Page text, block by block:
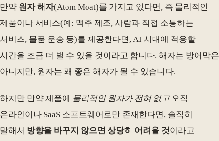
만약 원자 해자(Atom Moat)를 가지고 있다면, 즉 물리적인
제품이나 서비스(예: 맥주 제조, 사람과 직접 소통하는
서비스, 물품 운송 등)를 제공한다면, AI 시대에 적응할
시간을 조금 더 벌 수 있을 것이라고 합니다. 해자는 방어막은
아니지만, 원자는 꽤 좋은 해자가 될 수 있습니다.
하지만 만약 제품에 물리적인 원자가 전혀 없고 오직
온라인이나 SaaS 소프트웨어로만 존재한다면, 솔직히
말해서 방향을 바꾸지 않으면 상당히 어려울 것이라고